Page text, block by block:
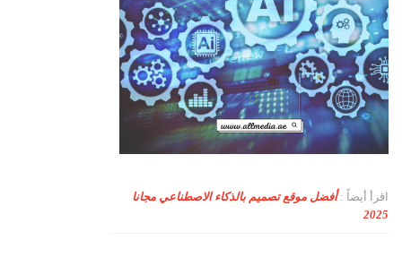
اقرأ أيضاً :أفضل موقع تصميم بالذكاء الاصطناعي مجانا
2025